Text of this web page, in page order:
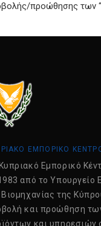
προώθησης των
ΕΜΠΟΡΙΚΟ
Εμπορικό
από το Υπουργείο
Βιομηχανίας της
και προώθηση
και υπηρεσιών